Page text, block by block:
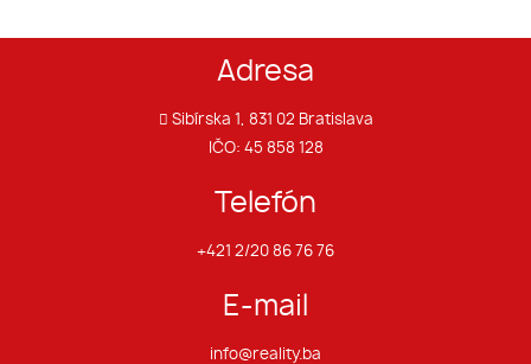
Adresa
Sibírska 1, 831 02 Bratislava
IČO: 45 858 128
Telefón
+421 2/20 86 76 76
E-mail
info@reality.ba